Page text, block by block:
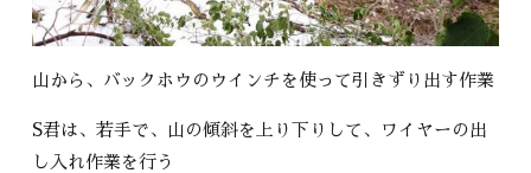
山から、バックホウのウインチを使って引きずり出す作業
S君は、若手で、山の傾斜を上り下りして、ワイヤーの出
し入れ作業を行う